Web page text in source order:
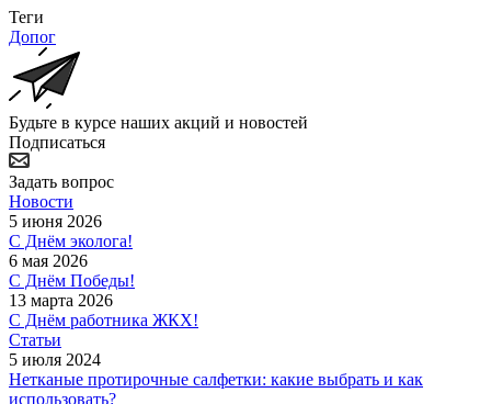
Теги
Допог
Будьте в курсе наших акций и новостей
Подписаться
Задать вопрос
Новости
5 июня 2026
С Днём эколога!
6 мая 2026
С Днём Победы!
13 марта 2026
С Днём работника ЖКХ!
Статьи
5 июля 2024
Нетканые протирочные салфетки: какие выбрать и как
использовать?